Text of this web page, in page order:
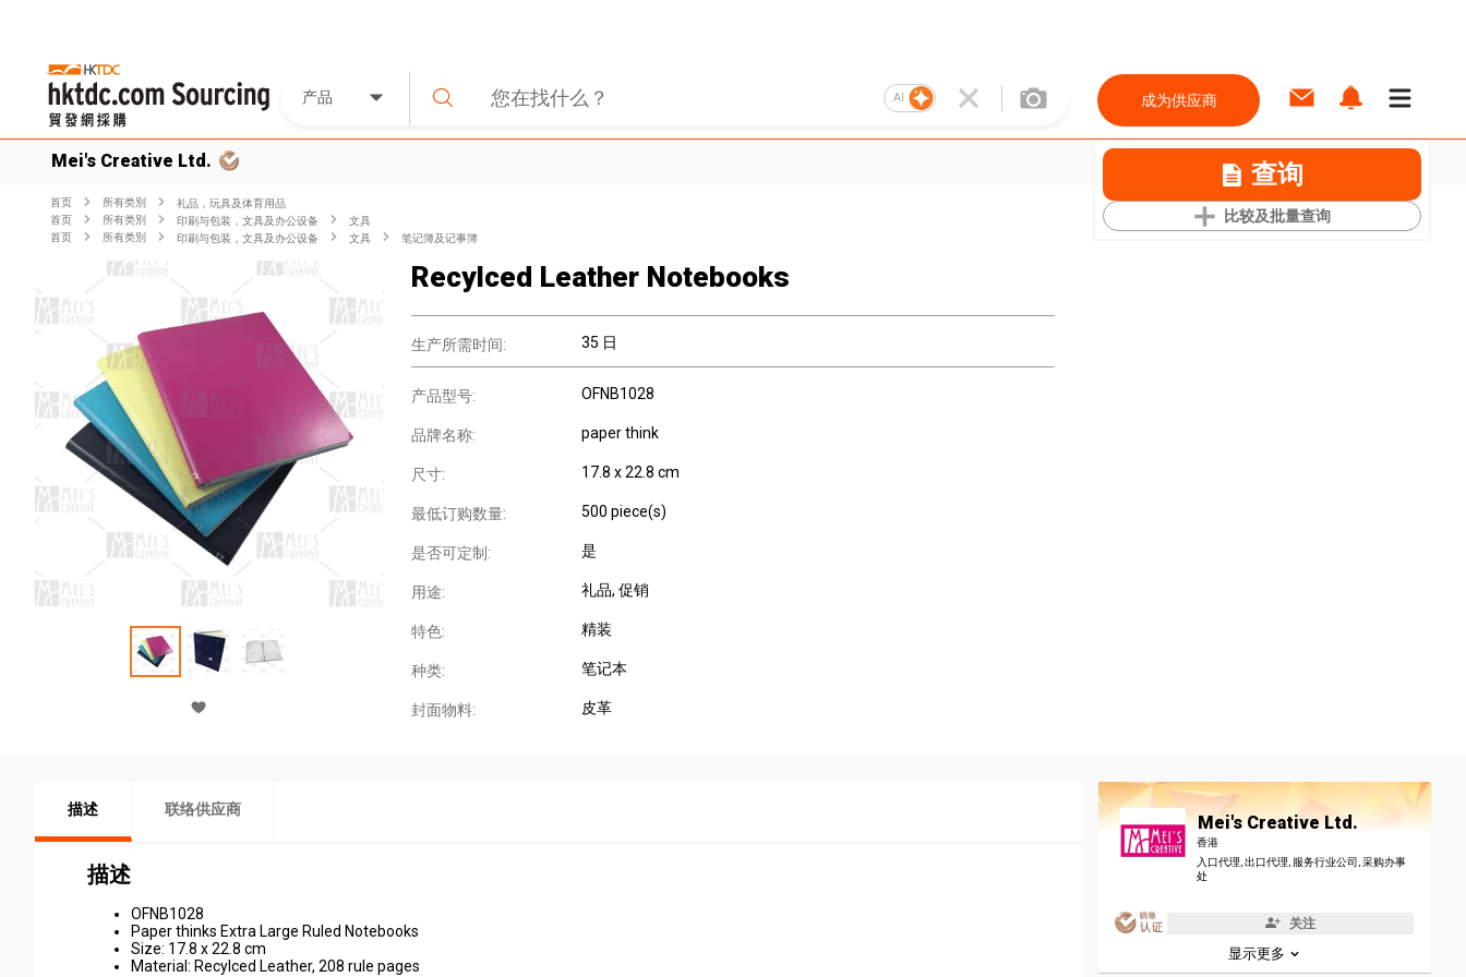
产品 AI 成为供应商
Mei's Creative Ltd. 查询
比较及批量查询
首页 所有类別
礼品，玩具及体育用品
首页
所有类別 印刷与包装，文具及办公设备
文具
首页
所有类別 印刷与包装，文具及办公设备 文具 笔记簿及记事簿
Recylced Leather Notebooks
生产所需时间: 35 日
产品型号: OFNB1028
品牌名称: paper think
尺寸: 17.8 x 22.8 cm
最低订购数量: 500 piece(s)
是否可定制: 是
用途: 礼品, 促销
特色: 精装
种类: 笔记本
封面物料: 皮革
描述 联络供应商
描述
OFNB1028
Paper thinks Extra Large Ruled Notebooks
Size: 17.8 x 22.8 cm
Material: Recylced Leather, 208 rule pages
Mei's Creative Ltd.
香港
入口代理, 出口代理, 服务行业公司, 采购办事
处
关注
显示更多